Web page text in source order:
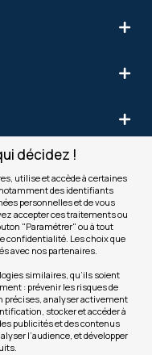
décidez !
utilise et accède à certaines
des identifiants
personnelles et de vous
accepter ces traitements ou
"Paramétrer" ou à tout
confidentialité. Les choix que
avec nos partenaires.
similaires, qu’ils soient
: prévenir les risques de
précises, analyser activement
stocker et accéder à
publicités et des contenus
l’audience, et développer
Valider